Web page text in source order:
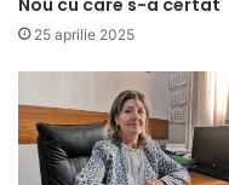
Nou cu care s-a certat
25 aprilie 2025